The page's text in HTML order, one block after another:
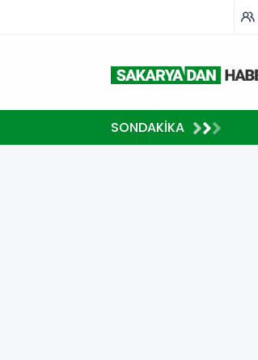
SONDAKİKA